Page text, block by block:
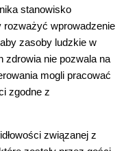
stanowisko
rozważyć wprowadzenie
zasoby ludzkie w
zdrowia nie pozwala na
mogli pracować
zgodne z
związanej z